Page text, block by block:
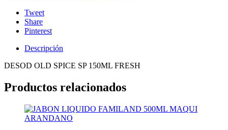
Tweet
Share
Pinterest
Descripción
DESOD OLD SPICE SP 150ML FRESH
Productos relacionados